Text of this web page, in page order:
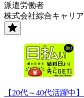
派遣労働者
株式会社綜合キャリ
【20代～40代活躍中